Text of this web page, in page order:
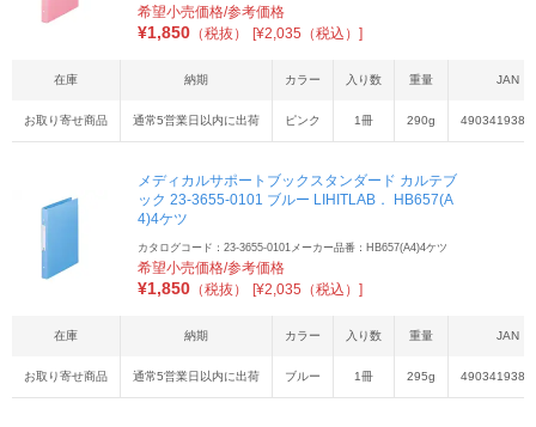
希望小売価格/参考価格
¥1,850 （税抜） [¥2,035（税込）]
在庫 納期 カラー 入り数 重量 JAN
お取り寄せ商品 通常5営業日以内に出荷 ピンク 1冊 290g
メディカルサポートブックスタンダード カルテブ
ック 23-3655-0101 ブルー LIHITLAB． HB657(A
4)4ケツ
カタログコード：23-3655-0101メーカー品番：HB657(A4)4ケツ
希望小売価格/参考価格
¥1,850 （税抜） [¥2,035（税込）]
在庫 納期 カラー 入り数 重量 JAN
お取り寄せ商品 通常5営業日以内に出荷 ブルー 1冊 295g